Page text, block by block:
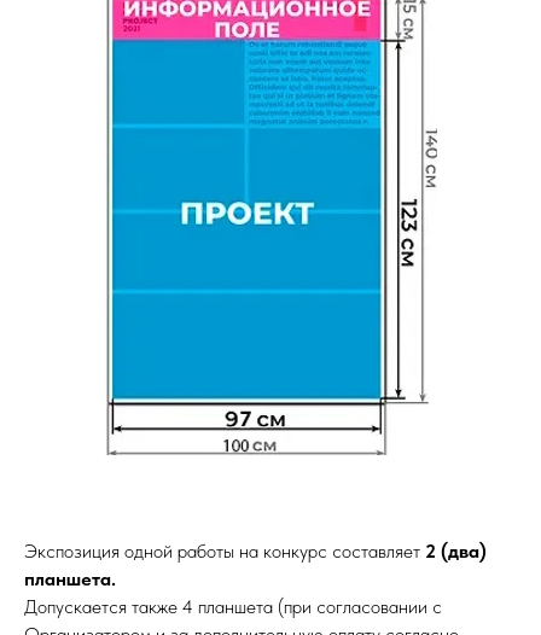
Экспозиция одной работы на конкурс составляет 2 (два)
планшета.
Допускается также 4 планшета (при согласовании с